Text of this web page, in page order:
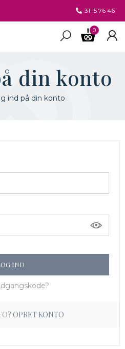
31 15 76 46
0
din konto
ind på din konto
IND
OPRET KONTO